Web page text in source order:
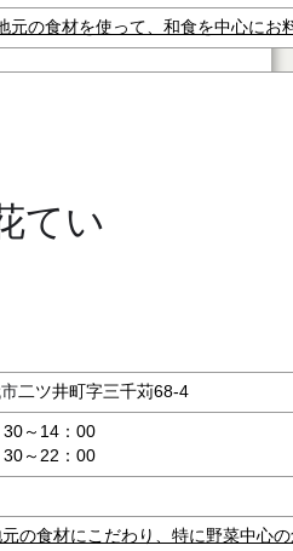
元の食材を使って、和食を中心にお
てい
二ツ井町字三千苅68-4
30～14：00
～22：00
の食材にこだわり、特に野菜中心